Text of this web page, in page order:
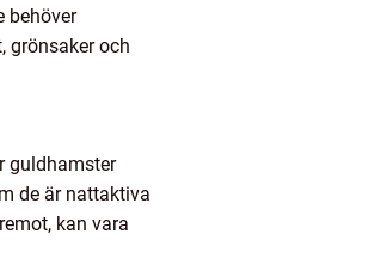
behöver
grönsaker och
guldhamster
de är nattaktiva
kan vara